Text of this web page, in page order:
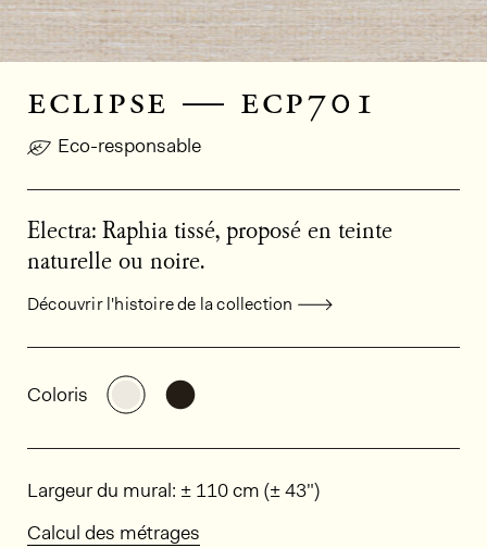
eclipse — ecp701
Eco-responsable
Electra: Raphia tissé, proposé en teinte
naturelle ou noire.
Découvrir l'histoire de la collection
Informations générales sur le
Coloris Découvrir d'autres variantes: ECP701
Dimensions
Largeur du mural: ± 110 cm (± 43")
Calcul des métrages